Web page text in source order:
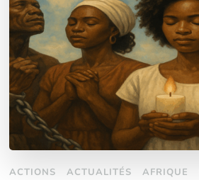
ACTIONS ACTUALITÉS AFRIQUE